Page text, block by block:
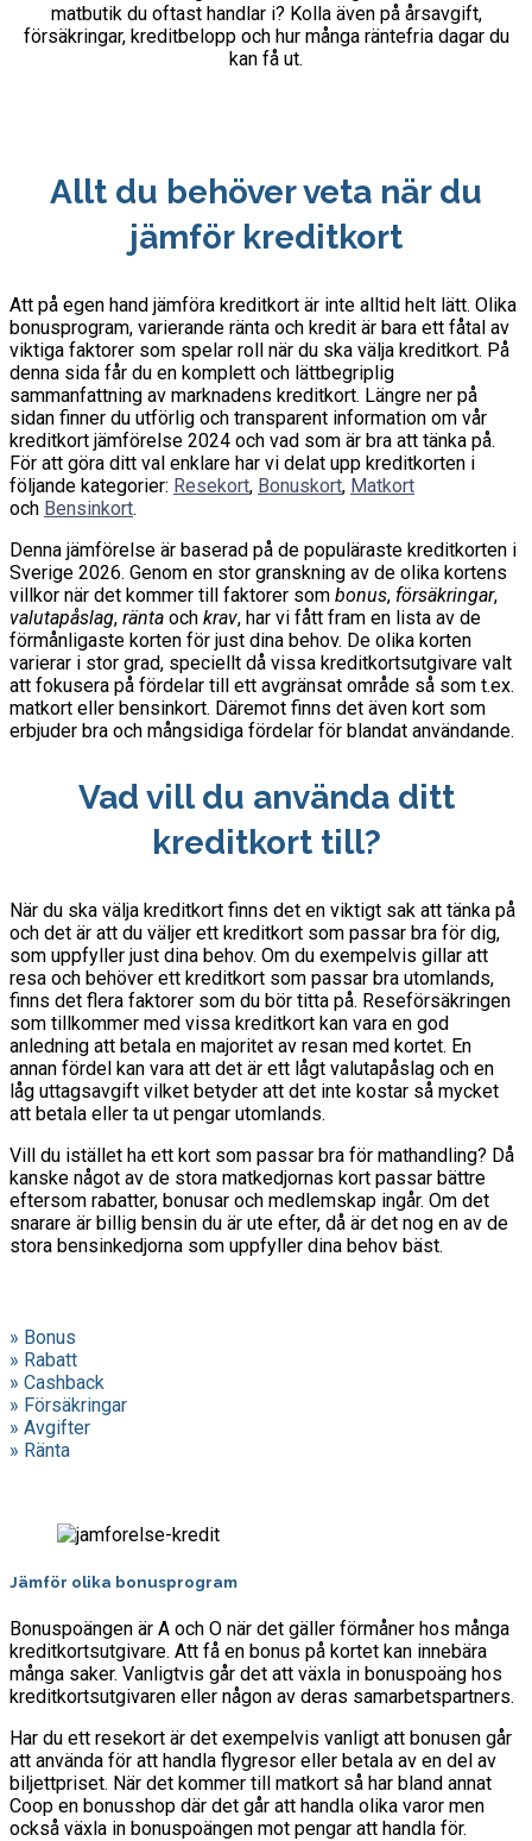
matbutik du oftast handlar i? Kolla även på årsavgift,
försäkringar, kreditbelopp och hur många räntefria dagar du
kan få ut.
Allt du behöver veta när du
jämför kreditkort
Att på egen hand jämföra kreditkort är inte alltid helt lätt. Olika
bonusprogram, varierande ränta och kredit är bara ett fåtal av
viktiga faktorer som spelar roll när du ska välja kreditkort. På
denna sida får du en komplett och lättbegriplig
sammanfattning av marknadens kreditkort. Längre ner på
sidan finner du utförlig och transparent information om vår
kreditkort jämförelse 2024 och vad som är bra att tänka på.
För att göra ditt val enklare har vi delat upp kreditkorten i
följande kategorier: Resekort, Bonuskort, Matkort
och Bensinkort.
Denna jämförelse är baserad på de populäraste kreditkorten i
Sverige 2026. Genom en stor granskning av de olika kortens
villkor när det kommer till faktorer som bonus, försäkringar,
valutapåslag, ränta och krav, har vi fått fram en lista av de
förmånligaste korten för just dina behov. De olika korten
varierar i stor grad, speciellt då vissa kreditkortsutgivare valt
att fokusera på fördelar till ett avgränsat område så som t.ex.
matkort eller bensinkort. Däremot finns det även kort som
erbjuder bra och mångsidiga fördelar för blandat användande.
Vad vill du använda ditt
kreditkort till?
När du ska välja kreditkort finns det en viktigt sak att tänka på
och det är att du väljer ett kreditkort som passar bra för dig,
som uppfyller just dina behov. Om du exempelvis gillar att
resa och behöver ett kreditkort som passar bra utomlands,
finns det flera faktorer som du bör titta på. Reseförsäkringen
som tillkommer med vissa kreditkort kan vara en god
anledning att betala en majoritet av resan med kortet. En
annan fördel kan vara att det är ett lågt valutapåslag och en
låg uttagsavgift vilket betyder att det inte kostar så mycket
att betala eller ta ut pengar utomlands.
Vill du istället ha ett kort som passar bra för mathandling? Då
kanske något av de stora matkedjornas kort passar bättre
eftersom rabatter, bonusar och medlemskap ingår. Om det
snarare är billig bensin du är ute efter, då är det nog en av de
stora bensinkedjorna som uppfyller dina behov bäst.
» Bonus
» Rabatt
» Cashback
» Försäkringar
» Avgifter
» Ränta
Jämför olika bonusprogram
Bonuspoängen är A och O när det gäller förmåner hos många
kreditkortsutgivare. Att få en bonus på kortet kan innebära
många saker. Vanligtvis går det att växla in bonuspoäng hos
kreditkortsutgivaren eller någon av deras samarbetspartners.
Har du ett resekort är det exempelvis vanligt att bonusen går
att använda för att handla flygresor eller betala av en del av
biljettpriset. När det kommer till matkort så har bland annat
Coop en bonusshop där det går att handla olika varor men
också växla in bonuspoängen mot pengar att handla för.